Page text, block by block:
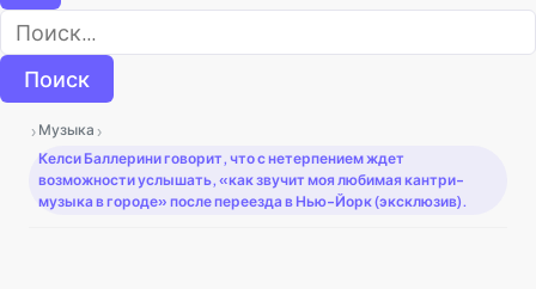
Найти:
› Музыка ›
Келси Баллерини говорит, что с нетерпением ждет
возможности услышать, «как звучит моя любимая кантри-
музыка в городе» после переезда в Нью-Йорк (эксклюзив).